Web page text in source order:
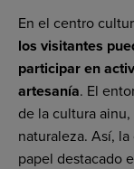
En el centro
los visitantes
participar en
artesanía. El
de la cultura
naturaleza. Así,
papel destacado